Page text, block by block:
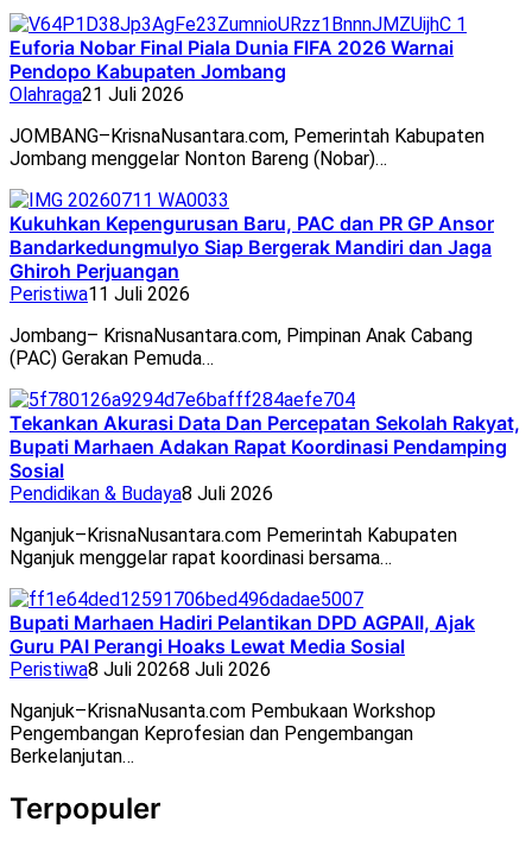
Euforia Nobar Final Piala Dunia FIFA 2026 Warnai
Pendopo Kabupaten Jombang
Olahraga21 Juli 2026
JOMBANG–KrisnaNusantara.com, Pemerintah Kabupaten
Jombang menggelar Nonton Bareng (Nobar)…
Kukuhkan Kepengurusan Baru, PAC dan PR GP Ansor
Bandarkedungmulyo Siap Bergerak Mandiri dan Jaga
Ghiroh Perjuangan
Peristiwa11 Juli 2026
Jombang– KrisnaNusantara.com, Pimpinan Anak Cabang
(PAC) Gerakan Pemuda…
Tekankan Akurasi Data Dan Percepatan Sekolah Rakyat,
Bupati Marhaen Adakan Rapat Koordinasi Pendamping
Sosial
Pendidikan & Budaya8 Juli 2026
Nganjuk–KrisnaNusantara.com Pemerintah Kabupaten
Nganjuk menggelar rapat koordinasi bersama…
Bupati Marhaen Hadiri Pelantikan DPD AGPAII, Ajak
Guru PAI Perangi Hoaks Lewat Media Sosial
Peristiwa8 Juli 20268 Juli 2026
Nganjuk–KrisnaNusanta.com Pembukaan Workshop
Pengembangan Keprofesian dan Pengembangan
Berkelanjutan…
Terpopuler